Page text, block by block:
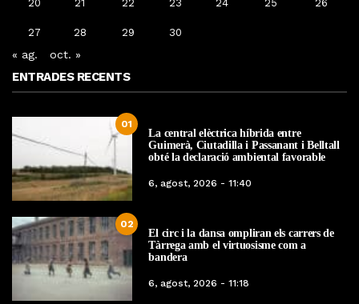
20 21 22 23 24 25 26
27 28 29 30
« ag. oct. »
ENTRADES RECENTS
01
La central elèctrica híbrida entre
Guimerà, Ciutadilla i Passanant i Belltall
obté la declaració ambiental favorable
6, agost, 2026 - 11:40
02
El circ i la dansa ompliran els carrers de
Tàrrega amb el virtuosisme com a
bandera
6, agost, 2026 - 11:18